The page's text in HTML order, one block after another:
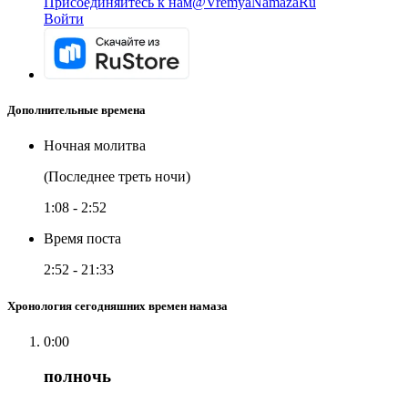
Войти
Дополнительные времена
Ночная молитва
(Последнее треть ночи)
1:08 - 2:52
Время поста
2:52 - 21:33
Хронология сегодняшних времен намаза
0:00
полночь